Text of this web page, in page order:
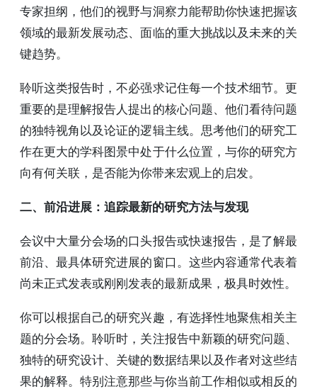
专家担纲，他们的视野与洞察力能帮助你快速把握该
领域的最新发展动态、面临的重大挑战以及未来的关
键趋势。
聆听这类报告时，不必强求记住每一个技术细节。更
重要的是理解报告人提出的核心问题、他们看待问题
的独特视角以及论证的逻辑主线。思考他们的研究工
作在更大的学科图景中处于什么位置，与你的研究方
向有何关联，是否能为你带来宏观上的启发。
二、前沿进展：追踪最新的研究方法与发现
会议中大量分会场的口头报告或快速报告，是了解最
前沿、最具体研究进展的窗口。这些内容通常代表着
尚未正式发表或刚刚发表的最新成果，极具时效性。
你可以根据自己的研究兴趣，有选择性地聚焦相关主
题的分会场。聆听时，关注报告中新颖的研究问题、
独特的研究设计、关键的数据结果以及作者对这些结
果的解释。特别注意那些与你当前工作相似或相反的